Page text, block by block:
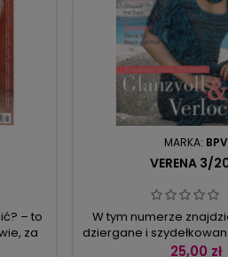
– to
za
MARKA: BPV
VERENA 3/
W tym numerze
dziergane i
z połyskiem, glamour
25,00 zł